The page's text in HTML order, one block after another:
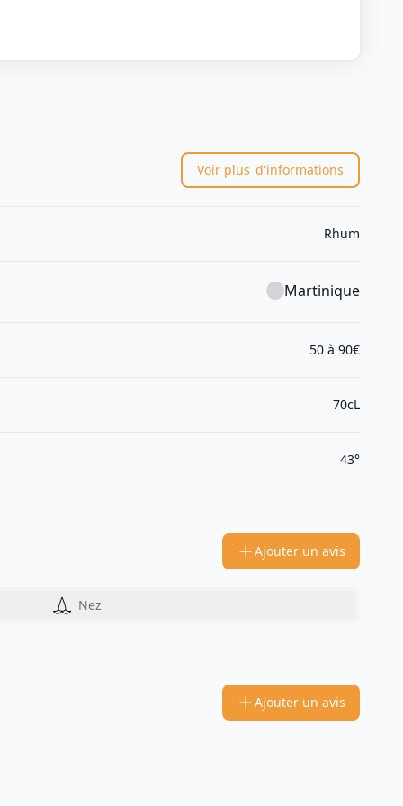
Voir plus d'informations
Rhum
Martinique
50 à 90€
70cL
43°
Ajouter un avis
Nez
Ajouter un avis